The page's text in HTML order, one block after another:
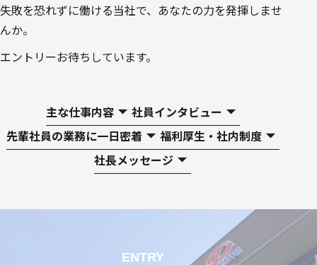
失敗を恐れずに働ける当社で、あなたの力を発揮しませ
んか。
エントリーお待ちしています。
主な仕事内容
社員インタビュー
先輩社員の業務に一日密着
福利厚生・社内制度
社長メッセージ
ENTRY